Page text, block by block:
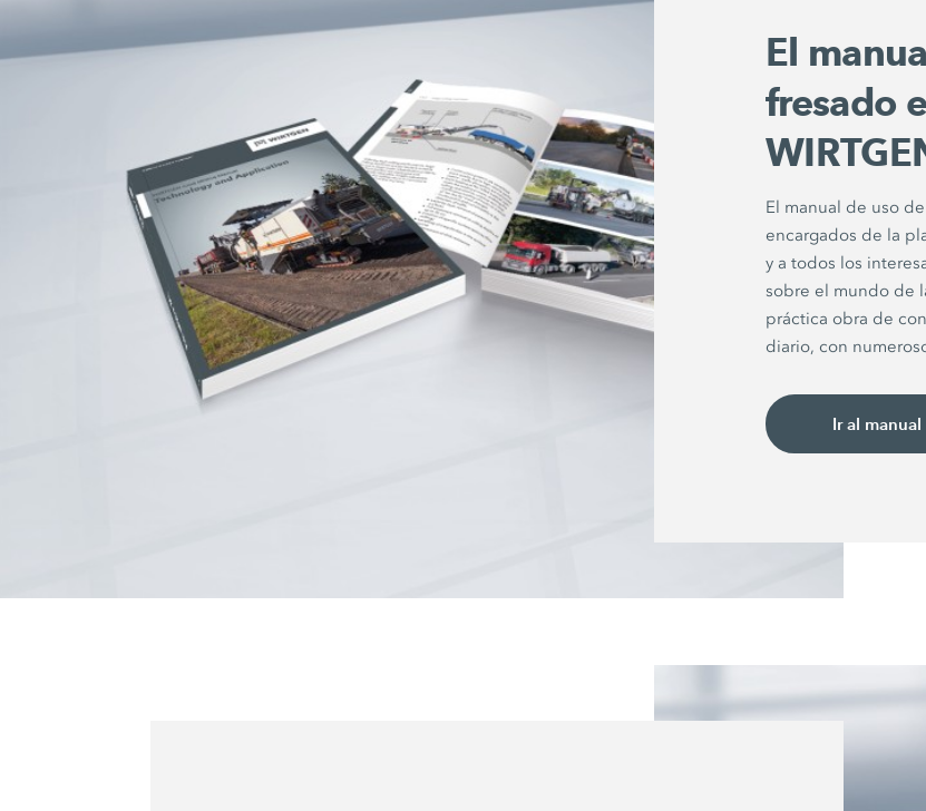
El
fresado
El manual de uso
encargados de la
y a todos los
sobre el mundo de
práctica obra de
diario, con
Ir al manual